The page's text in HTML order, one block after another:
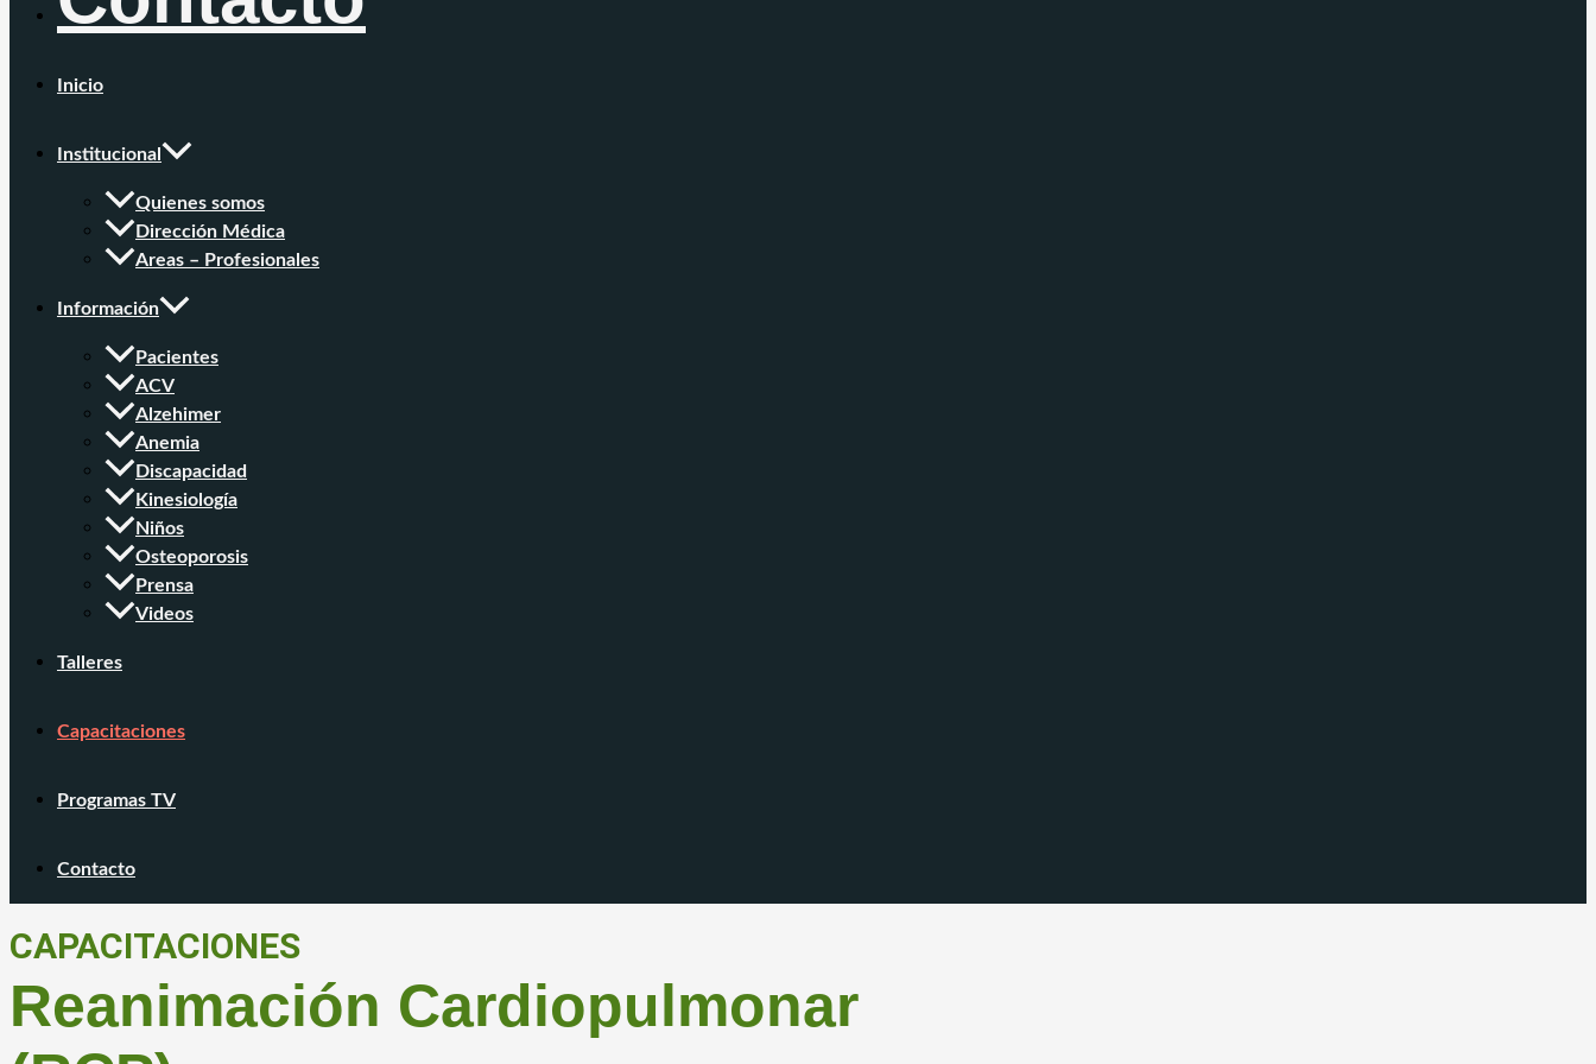
Inicio
Institucional
Quienes somos
Dirección Médica
Areas – Profesionales
Información
Pacientes
ACV
Alzehimer
Anemia
Discapacidad
Kinesiología
Niños
Osteoporosis
Prensa
Videos
Talleres
Capacitaciones
Programas TV
Contacto
CAPACITACIONES
Reanimación Cardiopulmonar